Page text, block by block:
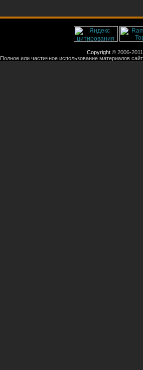
Copyright © 2006-
Полное или частичное использование материалов